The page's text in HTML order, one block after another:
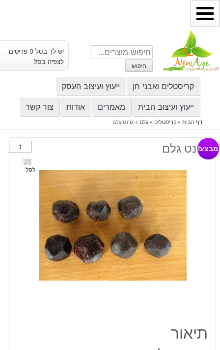
דילוג
לתוכן
חיפוש
עבור:
חיפוש
יש לך בסל 0 פריטים
לצפיה בסל
קריסטלים ואבני חן ייעוץ ועיצוב העסק
ייעוץ ועיצוב הבית מאמרים אודות צור קשר
דף הבית» קריסטלים » גלם » גרנט גלם
גרנט גלם
כמות
של
גרנט
לסל
מבצע!
תיאור